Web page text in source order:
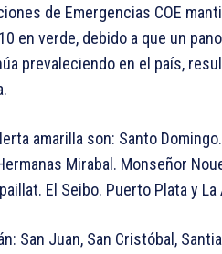
de Emergencias COE
en verde, debido a que un
prevaleciendo en el país,
amarilla son: Santo
Mirabal. Monseñor
El Seibo. Puerto Plata y
San Juan, San Cristóbal,